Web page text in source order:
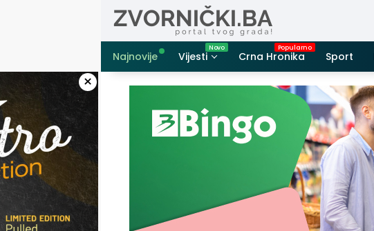
Najnovije
Vijesti Crna Hronika Sport
×